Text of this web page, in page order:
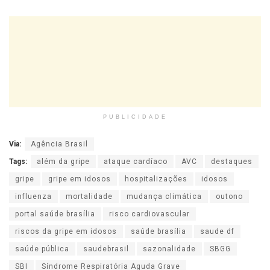
PUBLICIDADE
Via: Agência Brasil
Tags: além da gripe ataque cardíaco AVC destaques
gripe gripe em idosos hospitalizações idosos
influenza mortalidade mudança climática outono
portal saúde brasília risco cardiovascular
riscos da gripe em idosos saúde brasília saude df
saúde pública saudebrasil sazonalidade SBGG
SBI Síndrome Respiratória Aguda Grave